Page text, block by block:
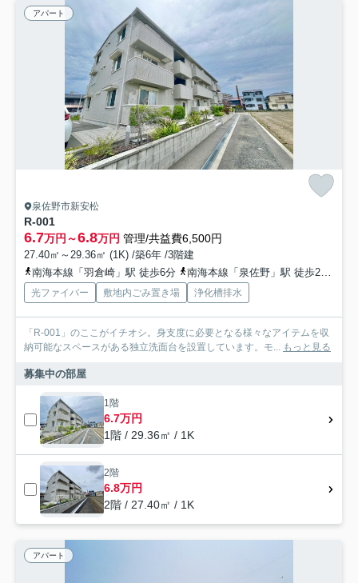
アパート
泉佐野市新安松
R-001
6.7万円～6.8万円 管理/共益費6,500円
27.40㎡～29.36㎡ (1K) /築6年 /3階建
南海本線「羽倉崎」駅 徒歩6分
南海本線「泉佐野」駅 徒歩28分
光ファイバー 敷地内ごみ置き場 浄化槽排水
「R-001」のここがイチオシ。身支度に必要となる様々なアイテムを収
納可能なスペースがある独立洗面台を設置しています。モ... もっと見る
募集中の部屋
1階
6.7万円
1階 / 29.36㎡ / 1K
2階
6.8万円
2階 / 27.40㎡ / 1K
アパート